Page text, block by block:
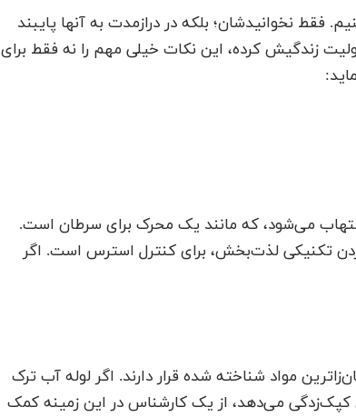
نخوانیدشان؛ بلکه در درازمدت به آنها پایبند
زندگیش کرده، این نکات خیلی مهم را نه فقط برای
می‌شود، که مانند یک محرک برای سرطان است.
تکنیکی لذت‌بخش، برای کنترل استرس است. اگر
مواد شناخته شده قرار دارند. اگر لوله آب ترک
کپک‌زدگی می‌دهد، از یک کارشناس در این زمینه کمک